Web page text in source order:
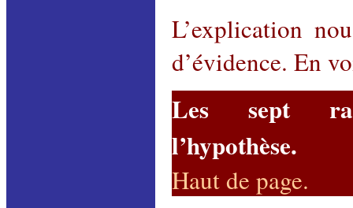
L’explication
d’évidence. En
Les sept
l’hypothèse.
Haut de page.